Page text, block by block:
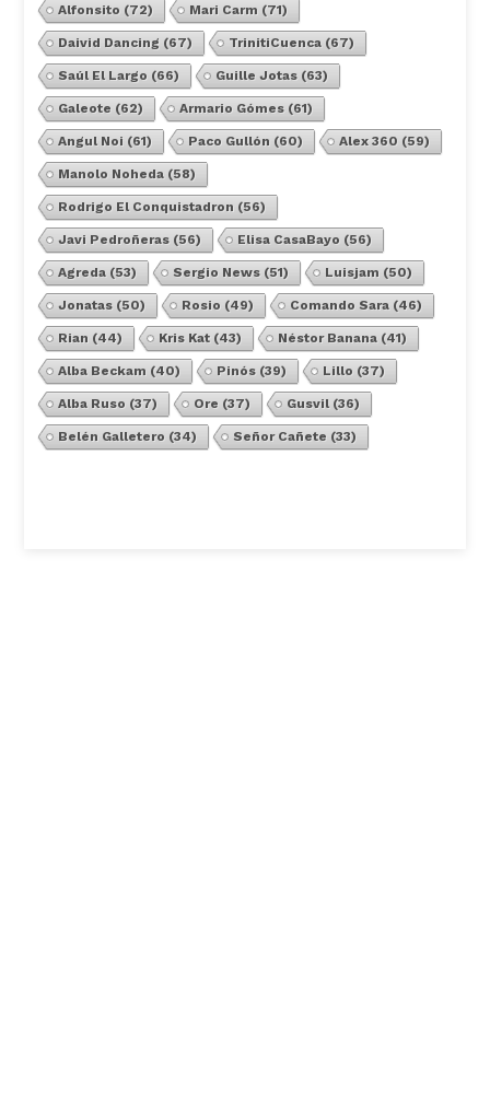
Alfonsito (72) Mari Carm (71)
Daivid Dancing (67) TrinitiCuenca(67)
Saúl El Largo (66) Guille Jotas(63)
Galeote (62) Armario Gómes(61)
Angul Noi (61) Paco Gullón (60) Alex 360 (59)
Manolo Noheda(58)
Rodrigo El Conquistadron (56)
Javi Pedroñeras(56) Elisa CasaBayo (56)
Agreda(53) Sergio News(51) Luisjam (50)
Jonatas(50) Rosio (49) Comando Sara(46)
Rian (44) Kris Kat(43) Néstor Banana(41)
Alba Beckam (40) Pinós(39) Lillo (37)
Alba Ruso (37) Ore (37) Gusvil(36)
Belén Galletero (34) Señor Cañete (33)